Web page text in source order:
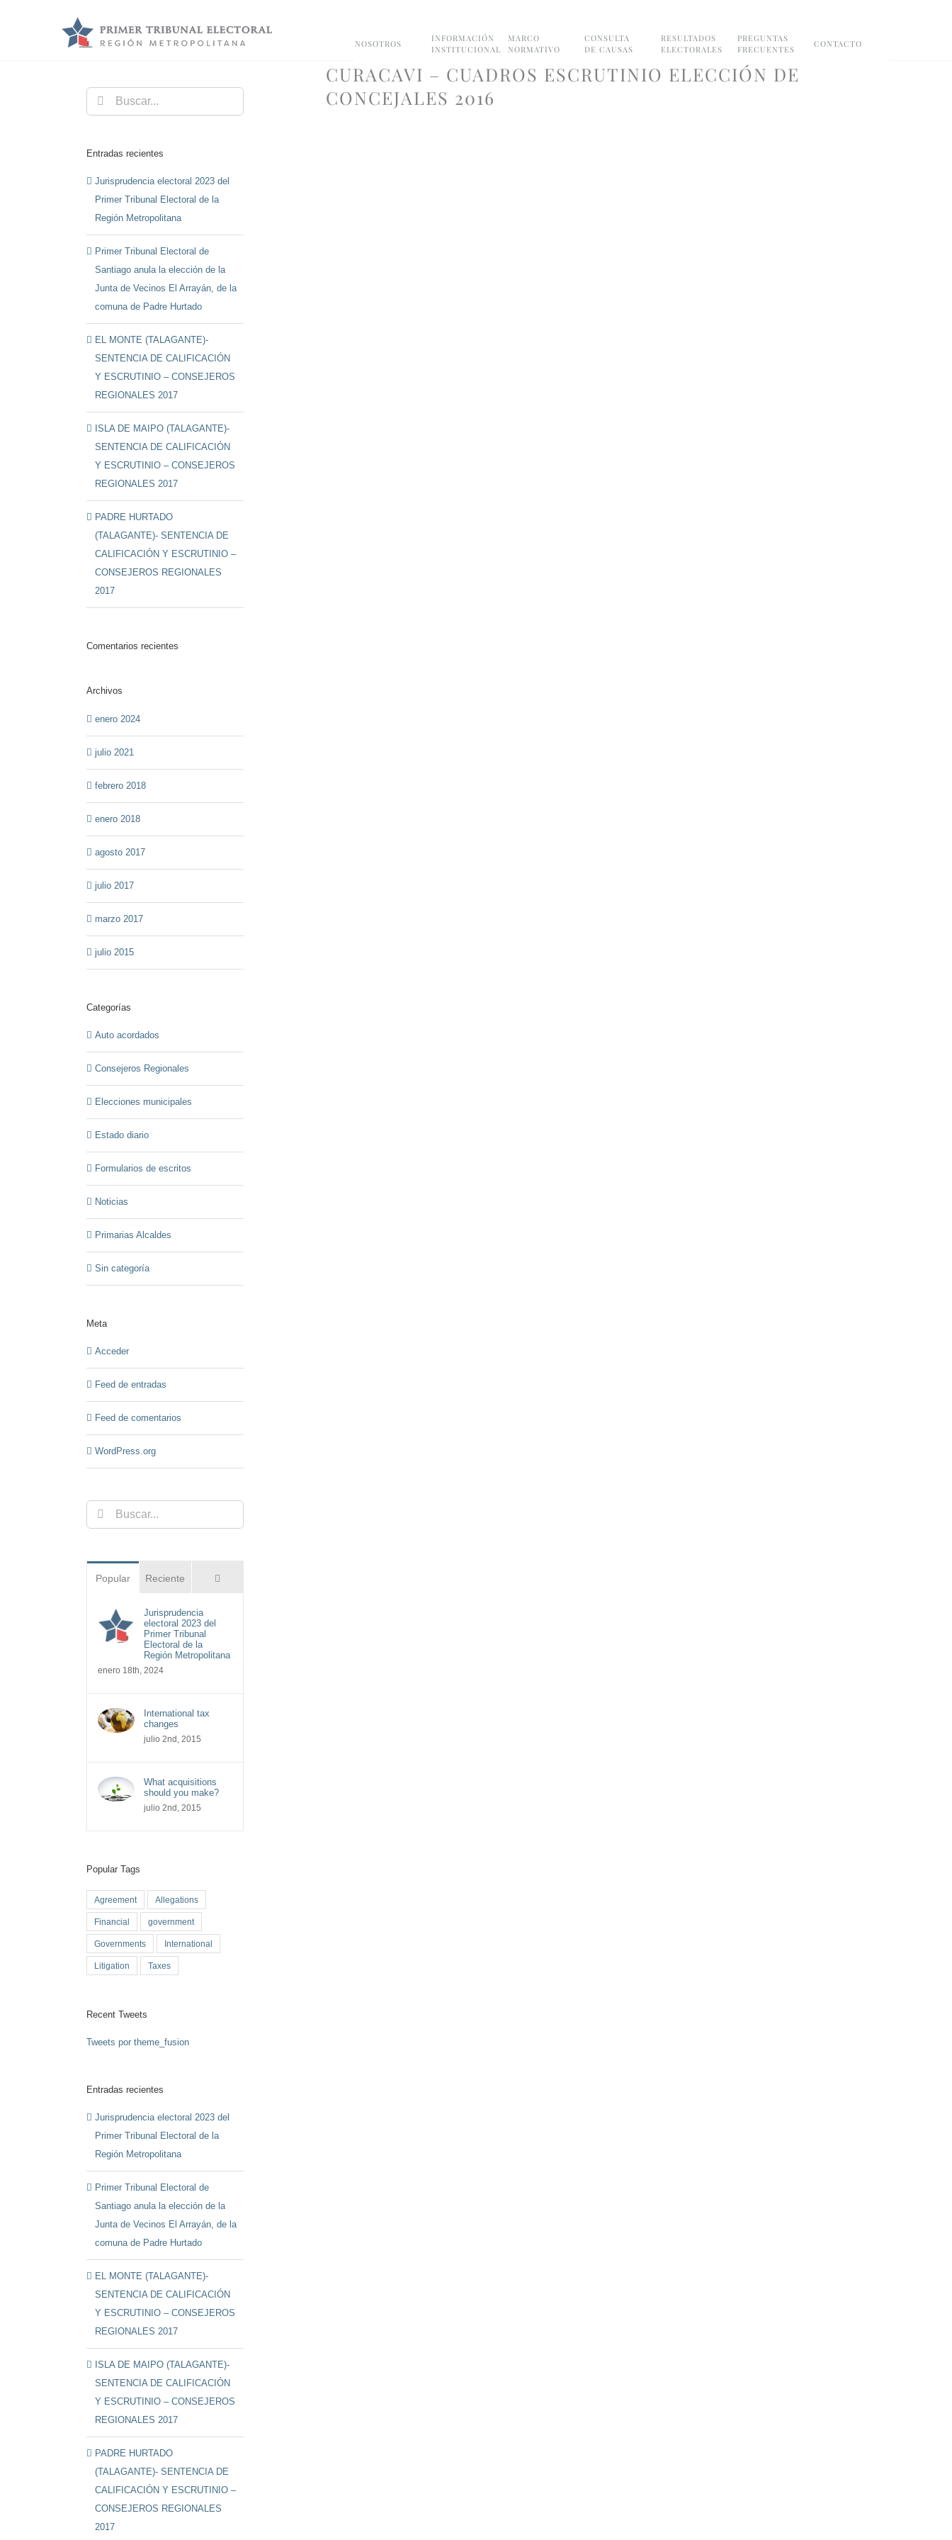
NOSOTROS
INFORMACIÓN
INSTITUCIONAL
MARCO
NORMATIVO
CONSULTA
DE CAUSAS
RESULTADOS
ELECTORALES
PREGUNTAS
FRECUENTES
CONTACTO
CURACAVI – CUADROS ESCRUTINIO ELECCIÓN DE
CONCEJALES 2016
Buscar:
Entradas recientes
Jurisprudencia electoral 2023 del
Primer Tribunal Electoral de la
Región Metropolitana
Primer Tribunal Electoral de
Santiago anula la elección de la
Junta de Vecinos El Arrayán, de la
comuna de Padre Hurtado
EL MONTE (TALAGANTE)-
SENTENCIA DE CALIFICACIÓN
Y ESCRUTINIO – CONSEJEROS
REGIONALES 2017
ISLA DE MAIPO (TALAGANTE)-
SENTENCIA DE CALIFICACIÓN
Y ESCRUTINIO – CONSEJEROS
REGIONALES 2017
PADRE HURTADO
(TALAGANTE)- SENTENCIA DE
CALIFICACIÓN Y ESCRUTINIO –
CONSEJEROS REGIONALES
2017
Comentarios recientes
Archivos
enero 2024
julio 2021
febrero 2018
enero 2018
agosto 2017
julio 2017
marzo 2017
julio 2015
Categorías
Auto acordados
Consejeros Regionales
Elecciones municipales
Estado diario
Formularios de escritos
Noticias
Primarias Alcaldes
Sin categoría
Meta
Acceder
Feed de entradas
Feed de comentarios
WordPress.org
Buscar:
Popular Reciente
Jurisprudencia
electoral 2023 del
Primer Tribunal
Electoral de la
Región Metropolitana
enero 18th, 2024
International tax
changes
julio 2nd, 2015
What acquisitions
should you make?
julio 2nd, 2015
Popular Tags
Agreement Allegations
Financial government
Governments International
Litigation Taxes
Recent Tweets
Tweets por theme_fusion
Entradas recientes
Jurisprudencia electoral 2023 del
Primer Tribunal Electoral de la
Región Metropolitana
Primer Tribunal Electoral de
Santiago anula la elección de la
Junta de Vecinos El Arrayán, de la
comuna de Padre Hurtado
EL MONTE (TALAGANTE)-
SENTENCIA DE CALIFICACIÓN
Y ESCRUTINIO – CONSEJEROS
REGIONALES 2017
ISLA DE MAIPO (TALAGANTE)-
SENTENCIA DE CALIFICACIÓN
Y ESCRUTINIO – CONSEJEROS
REGIONALES 2017
PADRE HURTADO
(TALAGANTE)- SENTENCIA DE
CALIFICACIÓN Y ESCRUTINIO –
CONSEJEROS REGIONALES
2017